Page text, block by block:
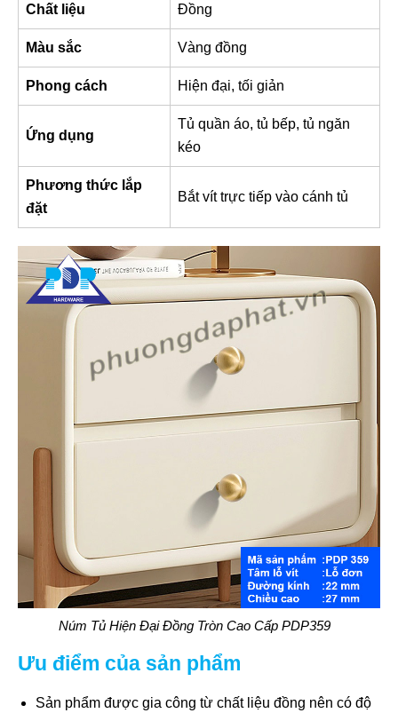
Chất liệu Đồng
Màu sắc Vàng đồng
Phong cách Hiện đại, tối giản
Ứng dụng
Tủ quần áo, tủ bếp, tủ ngăn
kéo
Phương thức lắp
đặt
Bắt vít trực tiếp vào cánh tủ
Núm Tủ Hiện Đại Đồng Tròn Cao Cấp PDP359
Ưu điểm của sản phẩm
Sản phẩm được gia công từ chất liệu đồng nên có độ